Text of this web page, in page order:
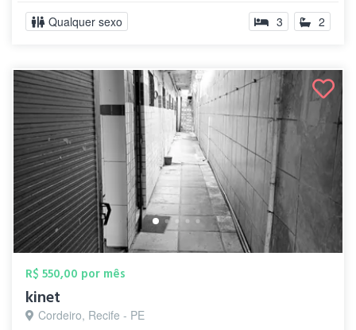
Qualquer sexo 3 2
R$ 550,00 por mês
kinet
Cordeiro, Recife - PE